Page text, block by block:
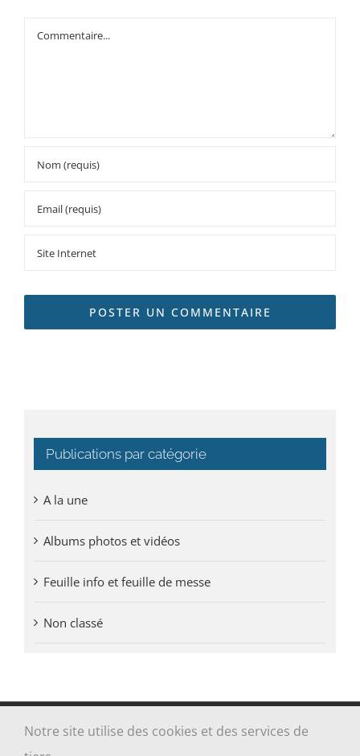
Commentaire
Publications par catégorie
A la une
Albums photos et vidéos
Feuille info et feuille de messe
Non classé
Tous droits réservés Paroisse Sainte-Jeanne-Jugan des Grèves -
Notre site utilise des cookies et des services de